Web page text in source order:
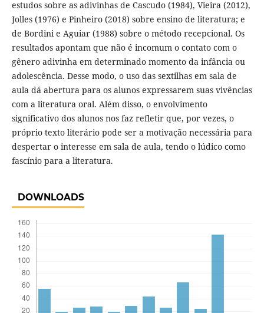
estudos sobre as adivinhas de Cascudo (1984), Vieira (2012),
Jolles (1976) e Pinheiro (2018) sobre ensino de literatura; e
de Bordini e Aguiar (1988) sobre o método recepcional. Os
resultados apontam que não é incomum o contato com o
gênero adivinha em determinado momento da infância ou
adolescência. Desse modo, o uso das sextilhas em sala de
aula dá abertura para os alunos expressarem suas vivências
com a literatura oral. Além disso, o envolvimento
significativo dos alunos nos faz refletir que, por vezes, o
próprio texto literário pode ser a motivação necessária para
despertar o interesse em sala de aula, tendo o lúdico como
fascínio para a literatura.
DOWNLOADS